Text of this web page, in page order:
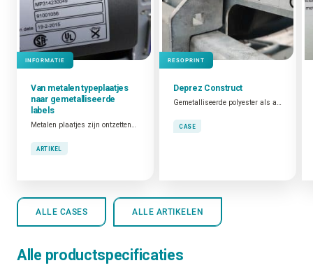
INFORMATIE
Van metalen typeplaatjes
naar gemetalliseerde
labels
ARTIKEL
RESOPRINT
Deprez Construct
CASE
ALLE CASES ALLE ARTIKELEN
Alle productspecificaties